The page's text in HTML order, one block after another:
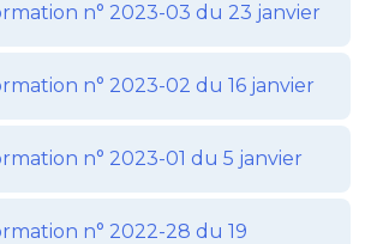
n° 2023-03 du 23 janvier
n° 2023-02 du 16 janvier
n° 2023-01 du 5 janvier
n° 2022-28 du 19